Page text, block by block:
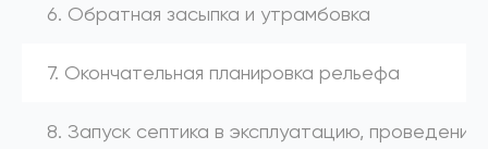
6. Обратная засыпка и утрамбовка
7. Окончательная планировка рельефа
8. Запуск септика в эксплуатацию,